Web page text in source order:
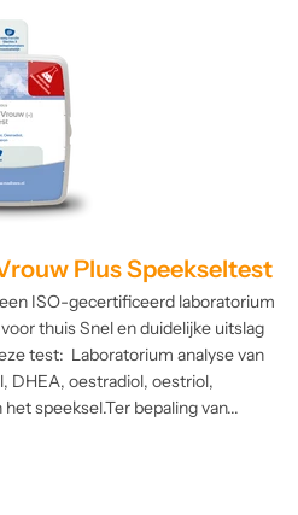
Plus Speekseltest
ISO-gecertificeerd laboratorium
thuis Snel en duidelijke uitslag
test: Laboratorium analyse van
DHEA, oestradiol, oestriol,
speeksel.Ter bepaling van...